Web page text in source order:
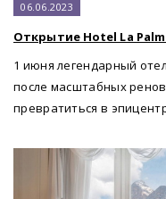
06.06.2023
Открытие Hotel La
1 июня легендарный
после масштабных
превратиться в